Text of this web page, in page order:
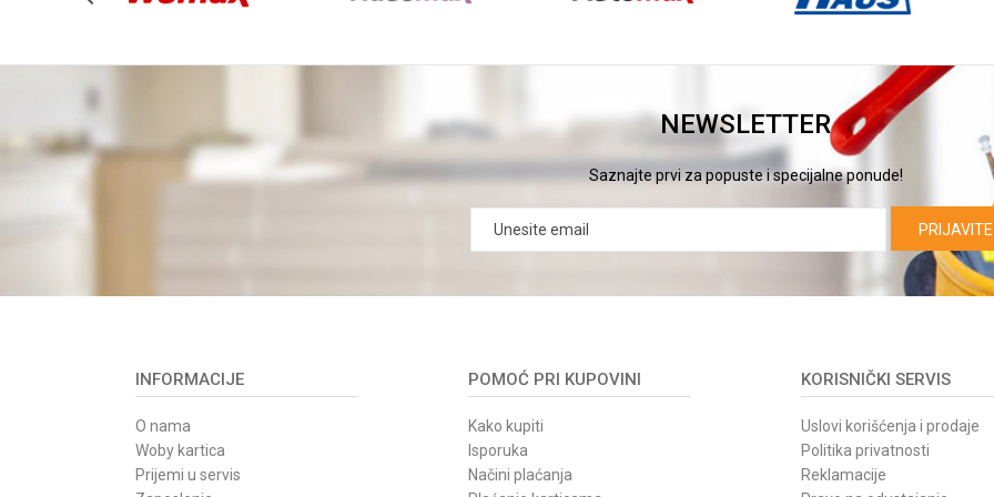
NEWSLETTER
Saznajte prvi za popuste i specijalne ponude!
INFORMACIJE
O nama
Woby kartica
Prijemi u servis
POMOĆ PRI KUPOVINI
Kako kupiti
Isporuka
Načini plaćanja
KORISNIČKI SERVIS
Uslovi korišćenja i prodaje
Politika privatnosti
Reklamacije